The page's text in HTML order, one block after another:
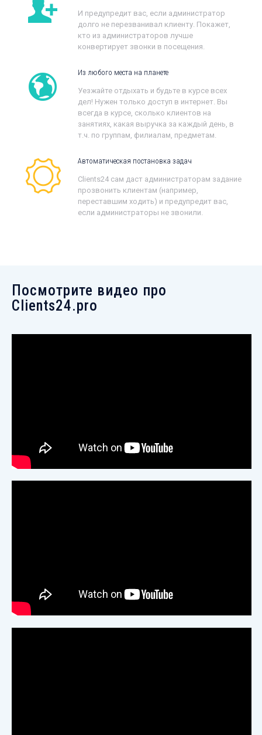
И предупредит вас, если администратор
долго не перезванивал клиенту. Покажет,
кто из администраторов лучше
конвертирует звонки в посещения.
Из любого места на планете
Уезжайте отдыхать и будьте в курсе всех
дел! Нужен только доступ в интернет. Вы
всегда в курсе, сколько клиентов на
занятиях, какая выручка за каждый день, в
т.ч. по группам, филиалам, предметам.
Автоматическая постановка задач
Clients24 сам даст администраторам задание
прозвонить клиентам (например,
переставшим ходить) и предупредит вас,
если администраторы не звонили.
Посмотрите видео про
Clients24.pro